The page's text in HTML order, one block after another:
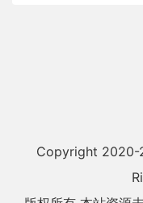
Copyright 2020-